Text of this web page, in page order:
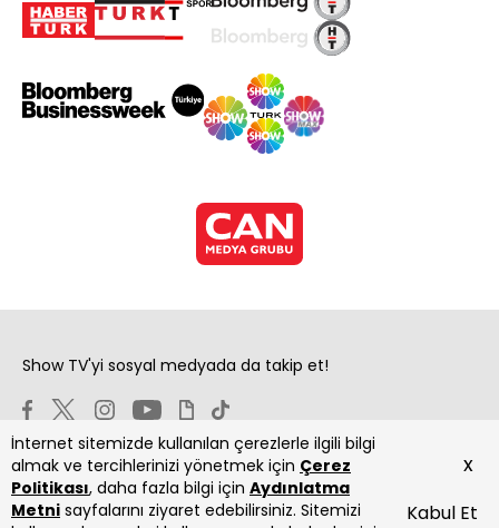
İnternet sitemizde kullanılan çerezlerle ilgili bilgi
almak ve tercihlerinizi yönetmek için Çerez
Politikası, daha fazla bilgi için Aydınlatma
Metni sayfalarını ziyaret edebilirsiniz. Sitemizi
Kabul Et
x
Show TV'yi sosyal medyada da takip et!
Copyright 2026 Show Televizyon Yayıncılık A.Ş.